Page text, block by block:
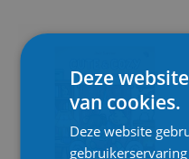
Deze
van cookies.
Deze website